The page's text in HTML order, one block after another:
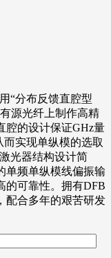
“分布反馈直腔型
源光纤上制作高精
腔的设计保证GHz量
而实现单纵模的选取
光器结构设计简
单频单纵模线偏振输
的可靠性。拥有DFB
配合多年的艰苦研发